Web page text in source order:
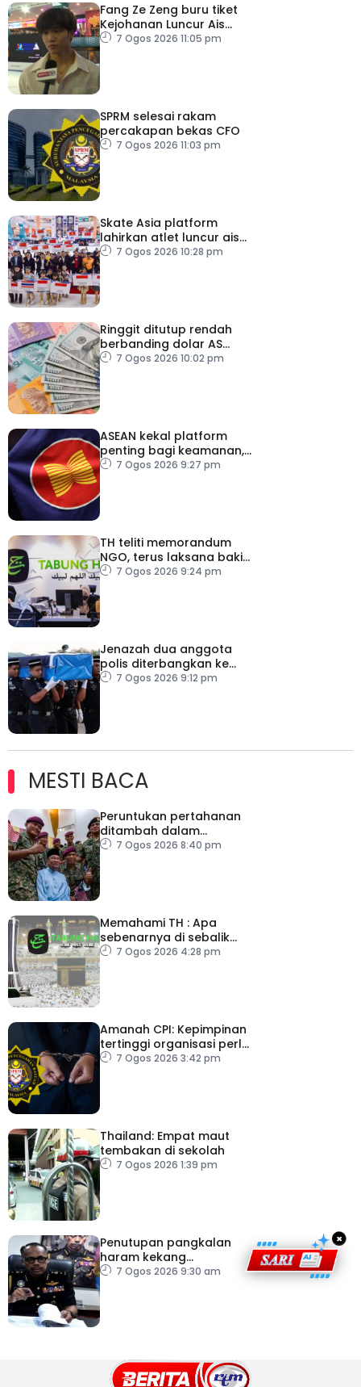
Fang Ze Zeng buru tiket
Kejohanan Luncur Ais
Dunia 2027
7 Ogos 2026 11:05 pm
SPRM selesai rakam
percakapan bekas CFO
7 Ogos 2026 11:03 pm
Skate Asia platform
lahirkan atlet luncur ais
negara
7 Ogos 2026 10:28 pm
Ringgit ditutup rendah
berbanding dolar AS
menjelang pengumuman
7 Ogos 2026 10:02 pm
ASEAN kekal platform
penting bagi keamanan,
kestabilan serantau –
7 Ogos 2026 9:27 pm
TH teliti memorandum
NGO, terus laksana baki
syor RCI
7 Ogos 2026 9:24 pm
Jenazah dua anggota
polis diterbangkan ke
Kelantan
7 Ogos 2026 9:12 pm
MESTI BACA
Peruntukan pertahanan
ditambah dalam
Belanjawan 2027
7 Ogos 2026 8:40 pm
Memahami TH : Apa
sebenarnya di sebalik
angka
7 Ogos 2026 4:28 pm
Amanah CPI: Kepimpinan
tertinggi organisasi perlu
pacu reformasi radikal
7 Ogos 2026 3:42 pm
Thailand: Empat maut
tembakan di sekolah
7 Ogos 2026 1:39 pm
Penutupan pangkalan
haram kekang
penyeludupan di
7 Ogos 2026 9:30 am
×